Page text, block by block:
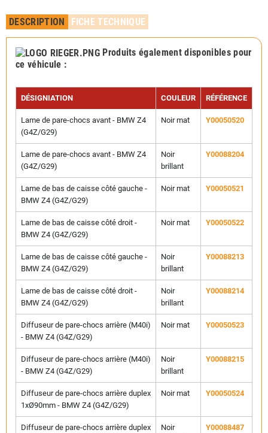
DESCRIPTION FICHE TECHNIQUE
Produits également disponibles pour
ce véhicule :
DÉSIGNIATION COULEUR RÉFÉRENCE
Lame de pare-chocs avant - BMW Z4
(G4Z/G29)
Noir mat Y00050520
Lame de pare-chocs avant - BMW Z4
(G4Z/G29)
Noir
brillant
Y00088204
Lame de bas de caisse côté gauche -
BMW Z4 (G4Z/G29)
Noir mat Y00050521
Lame de bas de caisse côté droit -
BMW Z4 (G4Z/G29)
Noir mat Y00050522
Lame de bas de caisse côté gauche -
BMW Z4 (G4Z/G29)
Noir
brillant
Y00088213
Lame de bas de caisse côté droit -
BMW Z4 (G4Z/G29)
Noir
brillant
Y00088214
Diffuseur de pare-chocs arrière (M40i)
- BMW Z4 (G4Z/G29)
Noir mat Y00050523
Diffuseur de pare-chocs arrière (M40i)
- BMW Z4 (G4Z/G29)
Noir
brillant
Y00088215
Diffuseur de pare-chocs arrière duplex
1xØ90mm - BMW Z4 (G4Z/G29)
Noir mat Y00050524
Diffuseur de pare-chocs arrière duplex
Noir
Y00088487